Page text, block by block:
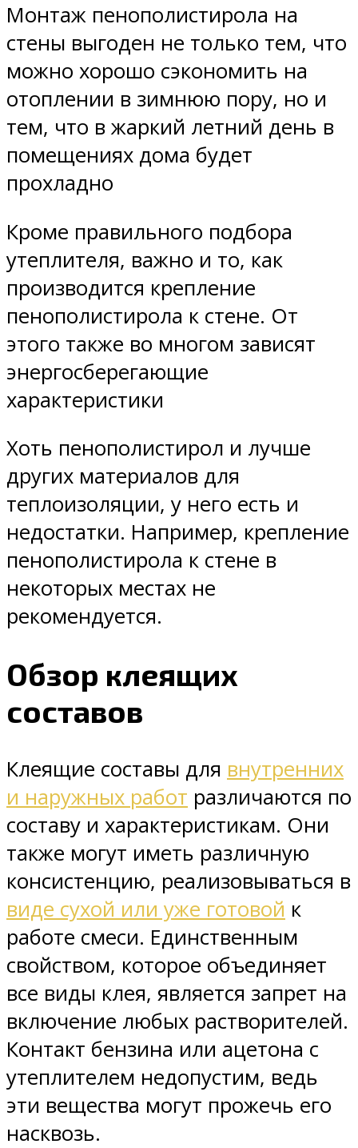
Монтаж пенополистирола на
стены выгоден не только тем, что
можно хорошо сэкономить на
отоплении в зимнюю пору, но и
тем, что в жаркий летний день в
помещениях дома будет
прохладно
Кроме правильного подбора
утеплителя, важно и то, как
производится крепление
пенополистирола к стене. От
этого также во многом зависят
энергосберегающие
характеристики
Хоть пенополистирол и лучше
других материалов для
теплоизоляции, у него есть и
недостатки. Например, крепление
пенополистирола к стене в
некоторых местах не
рекомендуется.
Обзор клеящих
составов
Клеящие составы для внутренних
и наружных работ различаются по
составу и характеристикам. Они
также могут иметь различную
консистенцию, реализовываться в
виде сухой или уже готовой к
работе смеси. Единственным
свойством, которое объединяет
все виды клея, является запрет на
включение любых растворителей.
Контакт бензина или ацетона с
утеплителем недопустим, ведь
эти вещества могут прожечь его
насквозь.